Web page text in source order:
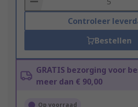
Controleer
Bestellen
GRATIS bezorging voor
meer dan € 90,00
Op voorraad